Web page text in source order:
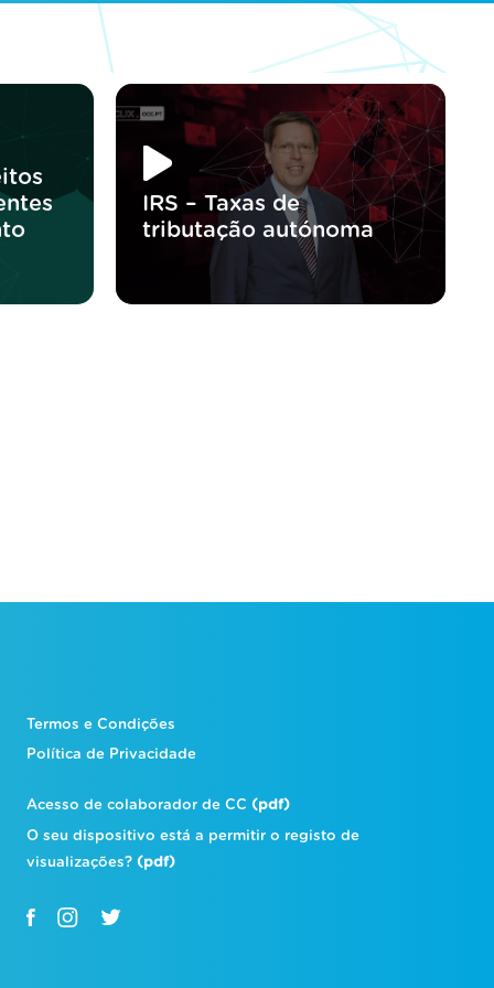
IRS – Taxas de
tributação autónoma
Termos e Condições
Política de Privacidade
Acesso de colaborador de CC (pdf)
O seu dispositivo está a permitir o registo de
visualizações? (pdf)